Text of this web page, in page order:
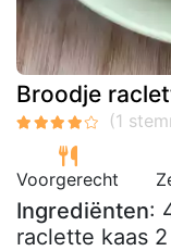
Broodje
Voorgerecht
Ingrediënten:
raclette kaas